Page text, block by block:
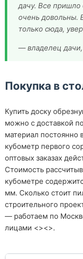
дачу. Все пришло
очень довольны.
только сюда,
— владелец
Покупка в
Купить доску
можно с доставкой
материал постоянно
кубометр первого
оптовых заказах
Стоимость
кубометре
мм. Сколько стоит
строительного
— работаем по
лицами <><>.